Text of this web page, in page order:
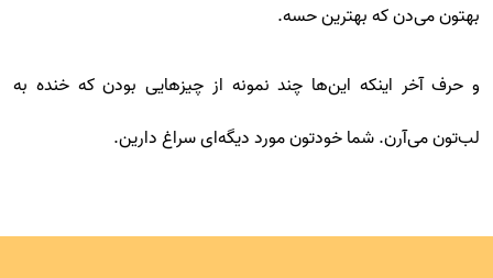
بهتون می‌دن که بهترین حسه.
و حرف آخر اینکه این‌ها چند نمونه از چیزهایی بودن که خنده به
لب‌تون می‌آرن. شما خودتون مورد دیگه‌ای سراغ دارین.